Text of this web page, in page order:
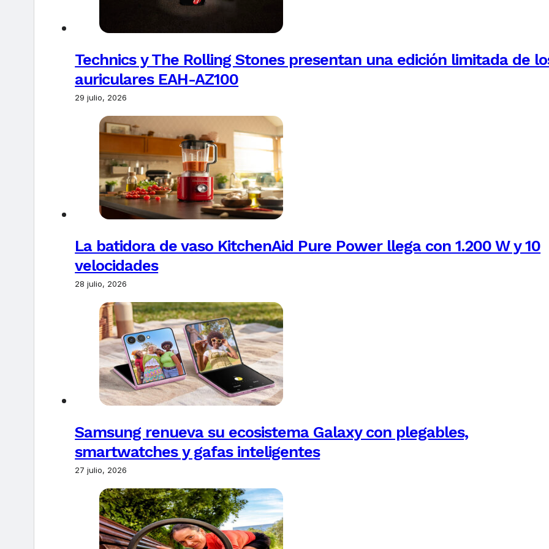
Technics y The Rolling Stones presentan una edición limitada de
auriculares EAH-AZ100
29 julio, 2026
La batidora de vaso KitchenAid Pure Power llega con 1.200 W y 10
velocidades
28 julio, 2026
Samsung renueva su ecosistema Galaxy con plegables,
smartwatches y gafas inteligentes
27 julio, 2026